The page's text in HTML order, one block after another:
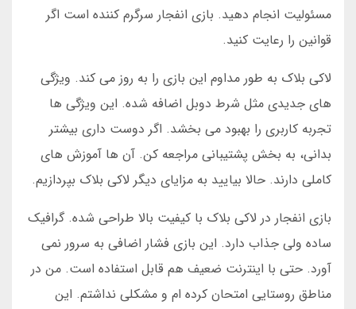
مسئولیت انجام دهید. بازی انفجار سرگرم کننده است اگر
قوانین را رعایت کنید.
لاکی بلاک به طور مداوم این بازی را به روز می کند. ویژگی
های جدیدی مثل شرط دوبل اضافه شده. این ویژگی ها
تجربه کاربری را بهبود می بخشد. اگر دوست داری بیشتر
بدانی، به بخش پشتیبانی مراجعه کن. آن ها آموزش های
کاملی دارند. حالا بیایید به مزایای دیگر لاکی بلاک بپردازیم.
بازی انفجار در لاکی بلاک با کیفیت بالا طراحی شده. گرافیک
ساده ولی جذاب دارد. این بازی فشار اضافی به سرور نمی
آورد. حتی با اینترنت ضعیف هم قابل استفاده است. من در
مناطق روستایی امتحان کرده ام و مشکلی نداشتم. این